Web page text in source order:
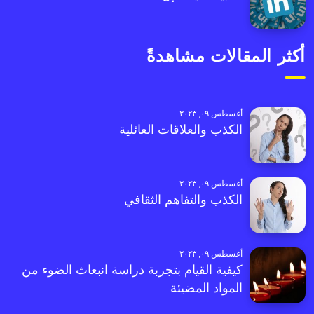
أكثر المقالات مشاهدةً
أغسطس ٠٩, ٢٠٢٣
الكذب والعلاقات العائلية
أغسطس ٠٩, ٢٠٢٣
الكذب والتفاهم الثقافي
أغسطس ٠٩, ٢٠٢٣
كيفية القيام بتجربة دراسة انبعاث الضوء من
المواد المضيئة